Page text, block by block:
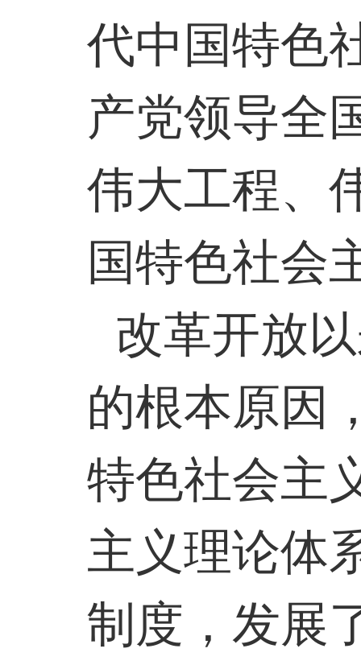
代中国特色
产党领导全
伟大工程、
国特色社会
改革开放
的根本原因
特色社会主
主义理论体
制度，发展